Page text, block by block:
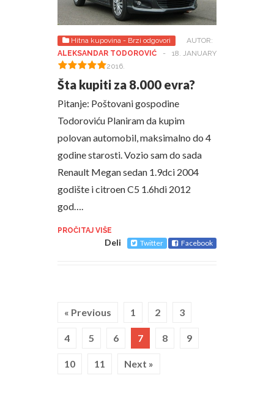
Hitna kupovina - Brzi odgovori
AUTOR:
ALEKSANDAR TODOROVIĆ
-
18. JANUARY
2016.
Šta kupiti za 8.000 evra?
Pitanje: Poštovani gospodine
Todoroviću Planiram da kupim
polovan automobil, maksimalno do 4
godine starosti. Vozio sam do sada
Renault Megan sedan 1.9dci 2004
godište i citroen C5 1.6hdi 2012
god….
PROČITAJ VIŠE
Deli Twitter Facebook
« Previous 1 2 3
4 5 6 7 8 9
10 11 Next »